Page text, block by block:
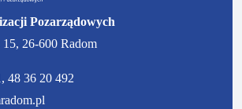
Pozarządowych
26-600 Radom
48 36 20 492